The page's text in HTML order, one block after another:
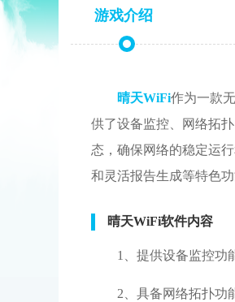
游戏介绍
晴天WiFi作为一款
供了设备监控、网络拓
态，确保网络的稳定运
和灵活报告生成等特色
晴天WiFi软件内容
1、提供设备监控功
2、具备网络拓扑功